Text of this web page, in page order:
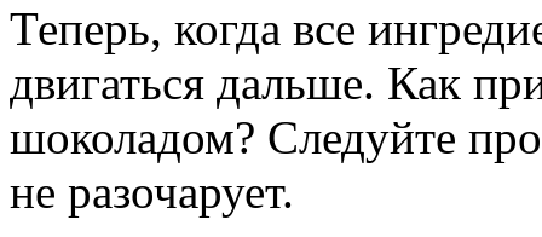
Теперь, когда все
двигаться дальше. Как
шоколадом? Следуйте
не разочарует.